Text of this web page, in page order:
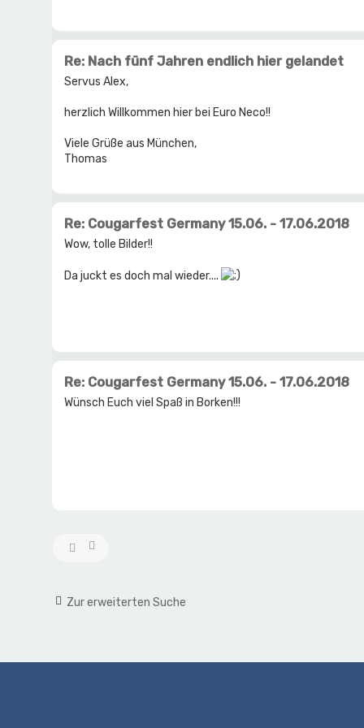
Re: Nach fünf Jahren endlich hier gelandet
Servus Alex,
herzlich Willkommen hier bei Euro Neco!!
Viele Grüße aus München,
Thomas
Re: Cougarfest Germany 15.06. - 17.06.2018
Wow, tolle Bilder!!
Da juckt es doch mal wieder....
Re: Cougarfest Germany 15.06. - 17.06.2018
Wünsch Euch viel Spaß in Borken!!!
Zur erweiterten Suche